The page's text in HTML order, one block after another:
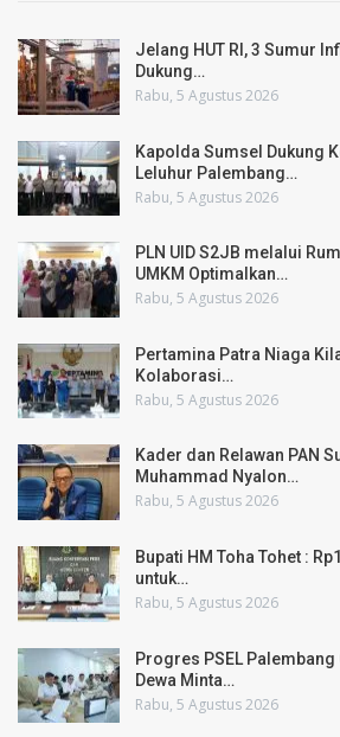
Jelang HUT RI, 3 Sumur
Dukung…
Rabu, 5 Agustus 2026
Kapolda Sumsel Dukung
Leluhur Palembang…
Rabu, 5 Agustus 2026
PLN UID S2JB melalui
UMKM Optimalkan…
Rabu, 5 Agustus 2026
Pertamina Patra Niaga
Kolaborasi…
Rabu, 5 Agustus 2026
Kader dan Relawan PAN
Muhammad Nyalon…
Rabu, 5 Agustus 2026
Bupati HM Toha Tohet :
untuk…
Rabu, 5 Agustus 2026
Progres PSEL Palembang
Dewa Minta…
Rabu, 5 Agustus 2026